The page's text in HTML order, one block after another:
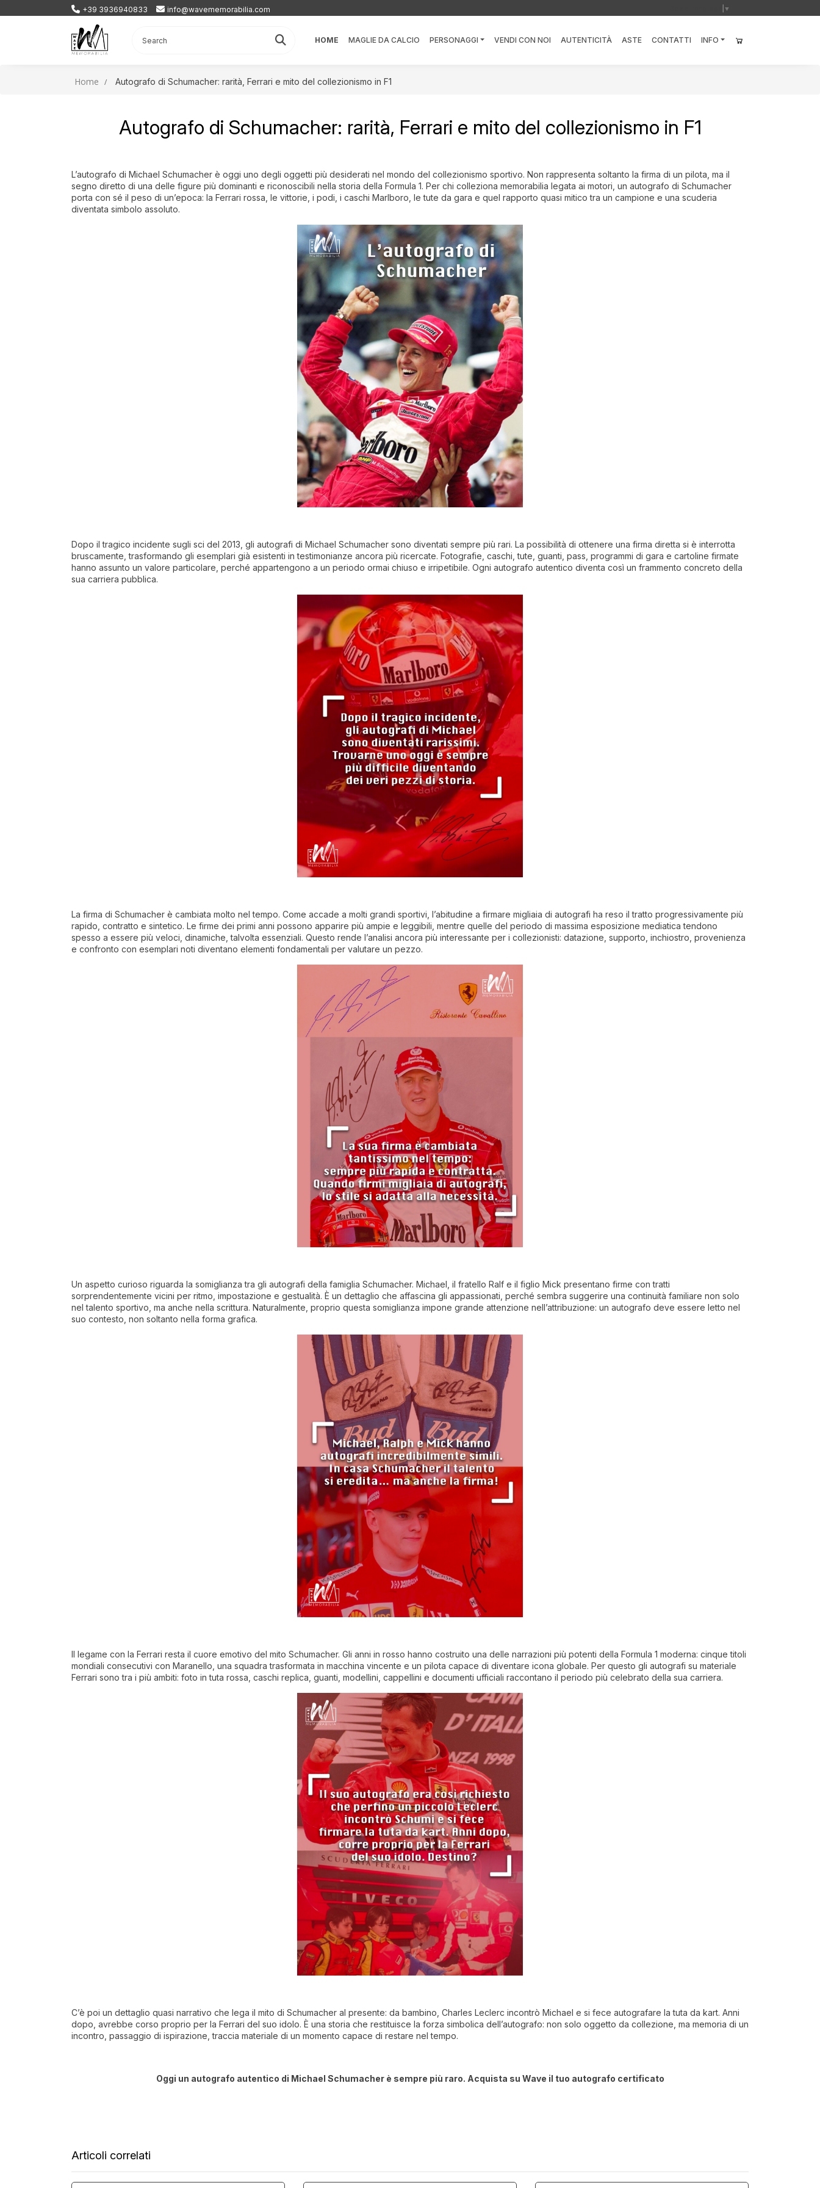
+39 3936940833 info@wavememorabilia.com ▼
HOME MAGLIE DA CALCIO PERSONAGGI VENDI CON NOI AUTENTICITÀ ASTE CONTATTI INFO
Home Autografo di Schumacher: rarità, Ferrari e mito del collezionismo in F1
Autografo di Schumacher: rarità, Ferrari e mito del collezionismo in F1
L’autografo di Michael Schumacher è oggi uno degli oggetti più desiderati nel mondo del collezionismo sportivo. Non rappresenta soltanto la firma di un pilota, ma il
segno diretto di una delle figure più dominanti e riconoscibili nella storia della Formula 1. Per chi colleziona memorabilia legata ai motori, un autografo di Schumacher
porta con sé il peso di un’epoca: la Ferrari rossa, le vittorie, i podi, i caschi Marlboro, le tute da gara e quel rapporto quasi mitico tra un campione e una scuderia
diventata simbolo assoluto.
Dopo il tragico incidente sugli sci del 2013, gli autografi di Michael Schumacher sono diventati sempre più rari. La possibilità di ottenere una firma diretta si è interrotta
bruscamente, trasformando gli esemplari già esistenti in testimonianze ancora più ricercate. Fotografie, caschi, tute, guanti, pass, programmi di gara e cartoline firmate
hanno assunto un valore particolare, perché appartengono a un periodo ormai chiuso e irripetibile. Ogni autografo autentico diventa così un frammento concreto della
sua carriera pubblica.
La firma di Schumacher è cambiata molto nel tempo. Come accade a molti grandi sportivi, l’abitudine a firmare migliaia di autografi ha reso il tratto progressivamente più
rapido, contratto e sintetico. Le firme dei primi anni possono apparire più ampie e leggibili, mentre quelle del periodo di massima esposizione mediatica tendono
spesso a essere più veloci, dinamiche, talvolta essenziali. Questo rende l’analisi ancora più interessante per i collezionisti: datazione, supporto, inchiostro, provenienza
e confronto con esemplari noti diventano elementi fondamentali per valutare un pezzo.
Un aspetto curioso riguarda la somiglianza tra gli autografi della famiglia Schumacher. Michael, il fratello Ralf e il figlio Mick presentano firme con tratti
sorprendentemente vicini per ritmo, impostazione e gestualità. È un dettaglio che affascina gli appassionati, perché sembra suggerire una continuità familiare non solo
nel talento sportivo, ma anche nella scrittura. Naturalmente, proprio questa somiglianza impone grande attenzione nell’attribuzione: un autografo deve essere letto nel
suo contesto, non soltanto nella forma grafica.
Il legame con la Ferrari resta il cuore emotivo del mito Schumacher. Gli anni in rosso hanno costruito una delle narrazioni più potenti della Formula 1 moderna: cinque titoli
mondiali consecutivi con Maranello, una squadra trasformata in macchina vincente e un pilota capace di diventare icona globale. Per questo gli autografi su materiale
Ferrari sono tra i più ambiti: foto in tuta rossa, caschi replica, guanti, modellini, cappellini e documenti ufficiali raccontano il periodo più celebrato della sua carriera.
C’è poi un dettaglio quasi narrativo che lega il mito di Schumacher al presente: da bambino, Charles Leclerc incontrò Michael e si fece autografare la tuta da kart. Anni
dopo, avrebbe corso proprio per la Ferrari del suo idolo. È una storia che restituisce la forza simbolica dell’autografo: non solo oggetto da collezione, ma memoria di un
incontro, passaggio di ispirazione, traccia materiale di un momento capace di restare nel tempo.
Oggi un autografo autentico di Michael Schumacher è sempre più raro. Acquista su Wave il tuo autografo certificato
Articoli correlati